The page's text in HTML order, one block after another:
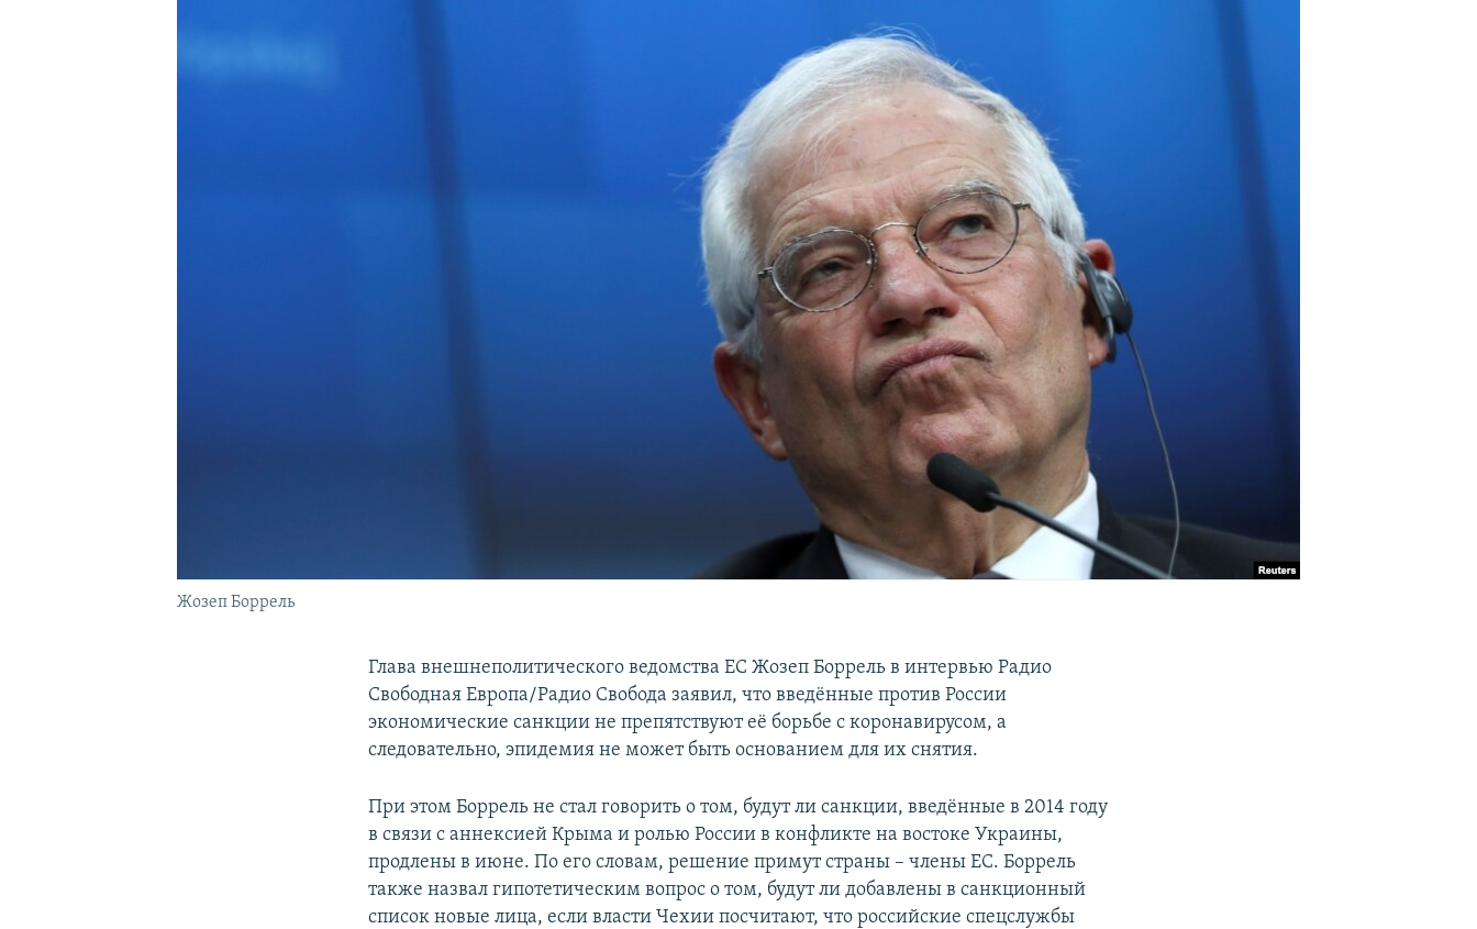
Жозеп Боррель
Глава внешнеполитического ведомства ЕС Жозеп Боррель в интервью Радио
Свободная Европа/Радио Свобода заявил, что введённые против России
экономические санкции не препятствуют её борьбе с коронавирусом, а
следовательно, эпидемия не может быть основанием для их снятия.
При этом Боррель не стал говорить о том, будут ли санкции, введённые в 2014 году
в связи с аннексией Крыма и ролью России в конфликте на востоке Украины,
продлены в июне. По его словам, решение примут страны – члены ЕС. Боррель
также назвал гипотетическим вопрос о том, будут ли добавлены в санкционный
список новые лица, если власти Чехии посчитают, что российские спецслужбы